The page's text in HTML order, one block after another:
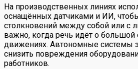
На производственных линиях
оснащённых датчиками и ИИ,
столкновений между собой или с
важно, когда речь идёт о
движениях. Автономные системы
снизить повреждения
работников.